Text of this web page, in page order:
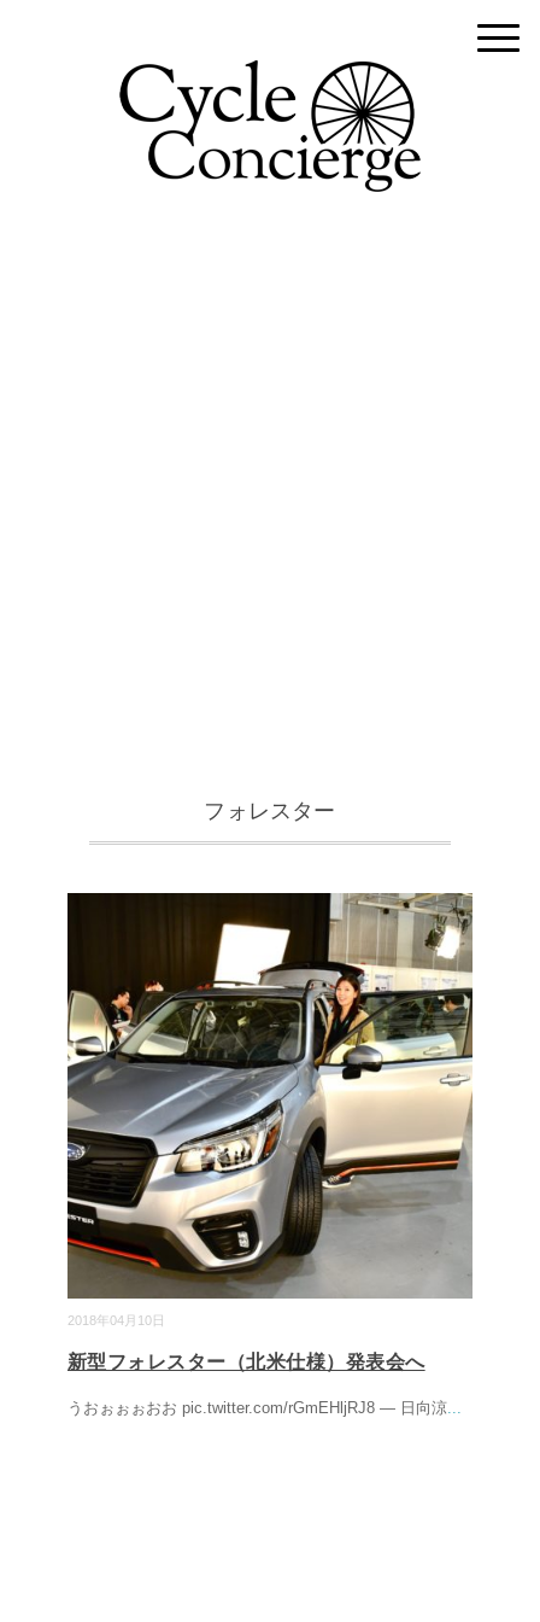
フォレスター
2018年04月10日
新型フォレスター（北米仕様）発表会へ
うおぉぉぉおお pic.twitter.com/rGmEHljRJ8 — 日向涼...